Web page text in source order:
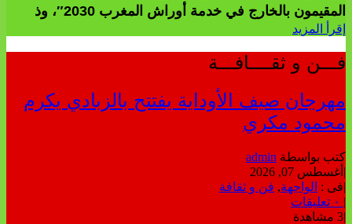
المقيمون بالخارج في خدمة أوراش المغرب 2030″، وذ
إقرأ المزيد
فـــن و ثقــــافـــة
مهرجان صيف الأوداية يفتتح بالزبادي يكرم
محمود مكري
كتب بواسطة admin
| أغسطس 07, 2026
|فى : الواجهة, فن و ثقافة
|
|3 مشاهدة